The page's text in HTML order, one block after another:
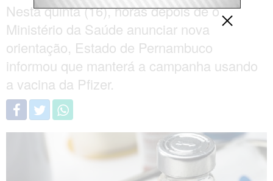
Nesta quinta (16), horas depois de o
Ministério da Saúde anunciar nova
orientação, Estado de Pernambuco
informou que manterá a campanha usando
a vacina da Pfizer.